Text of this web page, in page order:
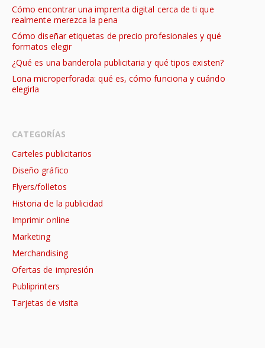
Cómo encontrar una imprenta digital cerca de ti que
realmente merezca la pena
Cómo diseñar etiquetas de precio profesionales y qué
formatos elegir
¿Qué es una banderola publicitaria y qué tipos existen?
Lona microperforada: qué es, cómo funciona y cuándo
elegirla
CATEGORÍAS
Carteles publicitarios
Diseño gráfico
Flyers/folletos
Historia de la publicidad
Imprimir online
Marketing
Merchandising
Ofertas de impresión
Publiprinters
Tarjetas de visita